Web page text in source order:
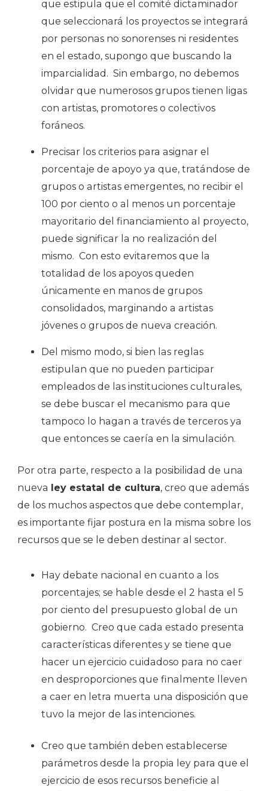
que estipula que el comité dictaminador
que seleccionará los proyectos se integrará
por personas no sonorenses ni residentes
en el estado, supongo que buscando la
imparcialidad. Sin embargo, no debemos
olvidar que numerosos grupos tienen ligas
con artistas, promotores o colectivos
foráneos.
Precisar los criterios para asignar el
porcentaje de apoyo ya que, tratándose de
grupos o artistas emergentes, no recibir el
100 por ciento o al menos un porcentaje
mayoritario del financiamiento al proyecto,
puede significar la no realización del
mismo. Con esto evitaremos que la
totalidad de los apoyos queden
únicamente en manos de grupos
consolidados, marginando a artistas
jóvenes o grupos de nueva creación.
Del mismo modo, si bien las reglas
estipulan que no pueden participar
empleados de las instituciones culturales,
se debe buscar el mecanismo para que
tampoco lo hagan a través de terceros ya
que entonces se caería en la simulación.
Por otra parte, respecto a la posibilidad de una
nueva ley estatal de cultura, creo que además
de los muchos aspectos que debe contemplar,
es importante fijar postura en la misma sobre los
recursos que se le deben destinar al sector.
Hay debate nacional en cuanto a los
porcentajes; se hable desde el 2 hasta el 5
por ciento del presupuesto global de un
gobierno. Creo que cada estado presenta
características diferentes y se tiene que
hacer un ejercicio cuidadoso para no caer
en desproporciones que finalmente lleven
a caer en letra muerta una disposición que
tuvo la mejor de las intenciones.
Creo que también deben establecerse
parámetros desde la propia ley para que el
ejercicio de esos recursos beneficie al